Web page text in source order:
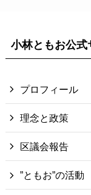
小林ともお公式
プロフィール
理念と政策
区議会報告
”ともお”の活動